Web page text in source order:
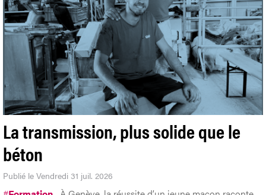
La transmission, plus solide que le
béton
Publié le Vendredi 31 juil. 2026